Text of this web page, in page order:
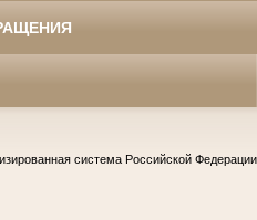
система Российской